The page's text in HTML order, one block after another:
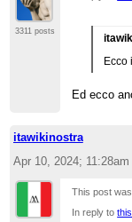
3311 posts
Ecco
Ed ecco
itawikinostra
Apr 10, 2024; 11:28am
This post
In reply to